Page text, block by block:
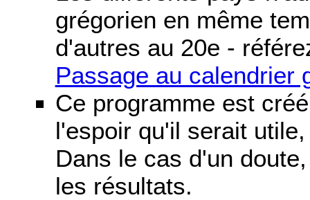
grégorien en même
d'autres au 20e -
Passage au calendrier
Ce programme est
l'espoir qu'il serait
Dans le cas d'un
les résultats.